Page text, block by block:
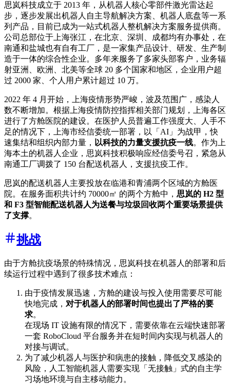
思岚科技成立于 2013 年，从机器人核心零部件激光雷达起
步，逐步发展出机器人自主导航解决方案、机器人底盘等一系
列产品，目前已成为一站式机器人整机解决方案服务提供商。
公司总部位于上海张江，在北京、深圳、成都均有办事处，在
南通和盐城也有自有工厂，是一家集产品设计、研发、生产制
造于一体的综合性企业。多年来服务了多家头部客户，业务辐
射亚洲、欧洲、北美等全球 20 多个国家和地区，企业用户超
过 2000 家、个人用户累计超过 10 万。
2022 年 4 月开始，上海疫情形势严峻，波及范围广，感染人
数不断增加。根据上海疫情防控指挥相关部门规划，上海各区
进行了方舱医院的建设。在医护人员普遍工作强度大、人手不
足的情况下，上海市经信委统一部署，以「AI」为战甲，快
速集结和组织内部力量， 以科技的力量支援抗疫一线。作为上
海本土的机器人企业，思岚科技积极响应经信委号召，紧急从
南通工厂调拨了 150 台配送机器人，支援抗疫工作。
思岚的配送机器人主要投放在临港和青浦两个区域的方舱医
院。在服务面积共计约 70000㎡ 的两个方舱中， 思岚的 H2 型
和 F3 型智能配送机器人为送餐与垃圾回收两个重要场景提供
了支撑。
挑战
由于方舱抗疫场景的特殊情况，思岚科技在机器人的部署和后
续运行过程中遇到了很多技术难点：
由于疫情发展迅速，方舱的建设与投入使用需要尽可能
快地完成， 对于机器人的部署时间也提出了严格的要
求。
在现场 IT 设施有限的情况下，需要依靠在云端快速部署
一套 RoboCloud 平台服务并在短时间内实现与机器人的
对接与调试。
为了减少机器人与医护和病患的接触，降低交叉感染的
风险，人工智能机器人需要实现「无接触」式的自主学
习场地环境与自主移动能力。